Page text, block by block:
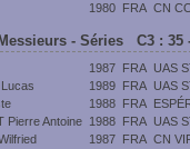
1980 FRA CN
- Séries C3 : 35
1987 FRA UAS
1989 FRA UAS
1988 FRA
Pierre Antoine 1988 FRA UAS
1987 FRA CN